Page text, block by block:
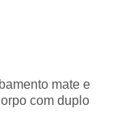
mate e
com duplo